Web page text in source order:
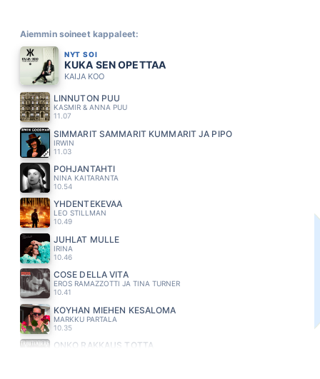
Aiemmin soineet kappaleet:
NYT SOI
KUKA SEN OPETTAA
KAIJA KOO
LINNUTON PUU
KASMIR & ANNA PUU
11.07
SIMMARIT SAMMARIT KUMMARIT JA PIPO
IRWIN
11.03
POHJANTÄHTI
NINA KAITARANTA
10.54
YHDENTEKEVÄÄ
LEO STILLMAN
10.49
JUHLAT MULLE
IRINA
10.46
COSE DELLA VITA
EROS RAMAZZOTTI JA TINA TURNER
10.41
KÖYHÄN MIEHEN KESÄLOMA
MARKKU PARTALA
10.35
ONKO RAKKAUS TOTTA